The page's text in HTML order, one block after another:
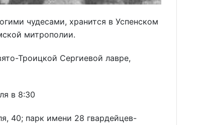
чудесами, хранится в Успенском
митрополии.
Троицкой Сергиевой лавре,
в 8:30
40; парк имени 28 гвардейцев-